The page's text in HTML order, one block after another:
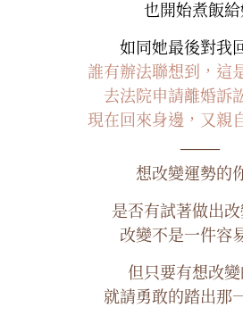
也開始煮飯給
如同她最後對我
誰有辦法聯想到，這
去法院申請離婚訴
現在回來身邊，又親
——
想改變運勢的
是否有試著做出改
改變不是一件容
但只要有想改
就請勇敢的踏出那